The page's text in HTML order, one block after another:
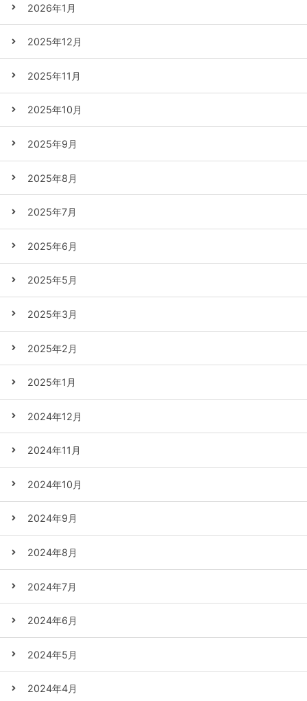
2026年1月
2025年12月
2025年11月
2025年10月
2025年9月
2025年8月
2025年7月
2025年6月
2025年5月
2025年3月
2025年2月
2025年1月
2024年12月
2024年11月
2024年10月
2024年9月
2024年8月
2024年7月
2024年6月
2024年5月
2024年4月